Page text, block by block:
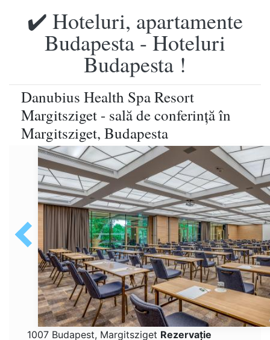
✔️ Hoteluri, apartamente
Budapesta - Hoteluri
Budapesta !
Danubius Health Spa Resort
Margitsziget - sală de conferinţă în
Margitsziget, Budapesta
1007 Budapest, Margitsziget Rezervaţie